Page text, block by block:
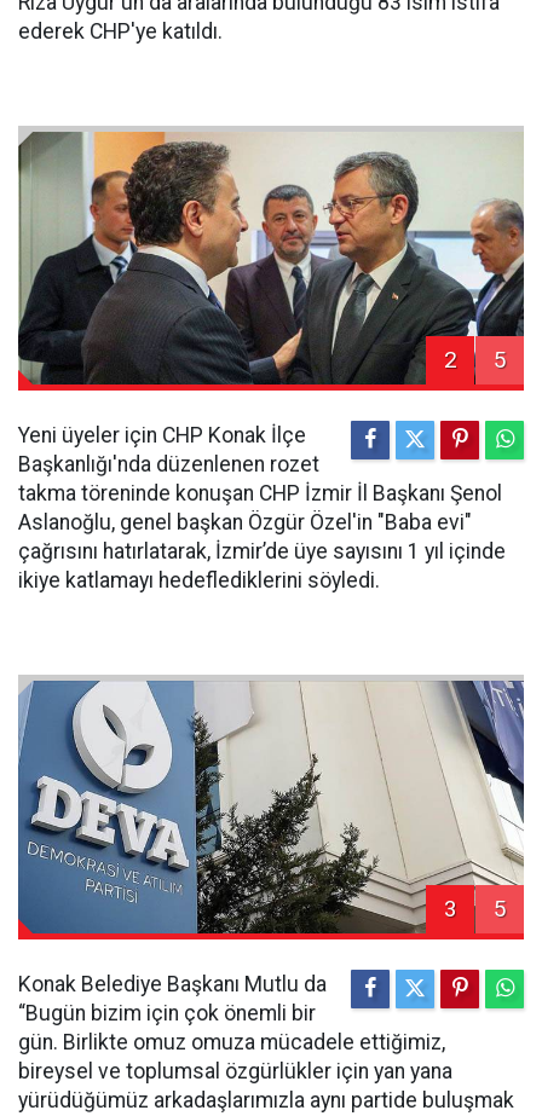
ederek CHP'ye katıldı.
2 5
Yeni üyeler için CHP Konak İlçe
Başkanlığı'nda düzenlenen rozet
takma töreninde konuşan CHP İzmir İl Başkanı Şenol
Aslanoğlu, genel başkan Özgür Özel'in "Baba evi"
çağrısını hatırlatarak, İzmir’de üye sayısını 1 yıl içinde
ikiye katlamayı hedeflediklerini söyledi.
3 5
Konak Belediye Başkanı Mutlu da
“Bugün bizim için çok önemli bir
gün. Birlikte omuz omuza mücadele ettiğimiz,
bireysel ve toplumsal özgürlükler için yan yana
yürüdüğümüz arkadaşlarımızla aynı partide buluşmak